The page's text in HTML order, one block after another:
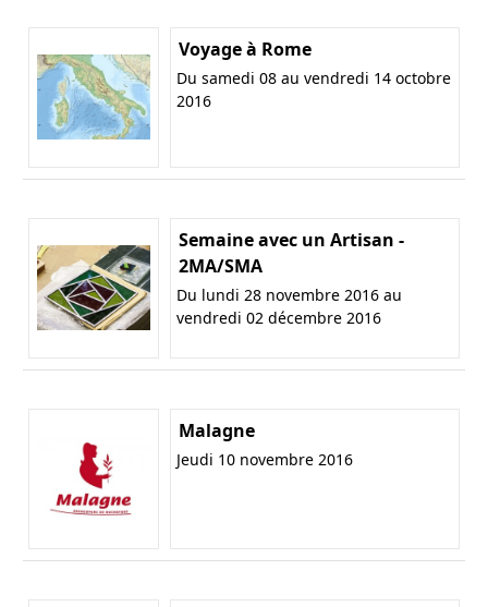
Voyage à Rome
Du samedi 08 au vendredi 14 octobre
2016
Semaine avec un Artisan -
2MA/SMA
Du lundi 28 novembre 2016 au
vendredi 02 décembre 2016
Malagne
Jeudi 10 novembre 2016